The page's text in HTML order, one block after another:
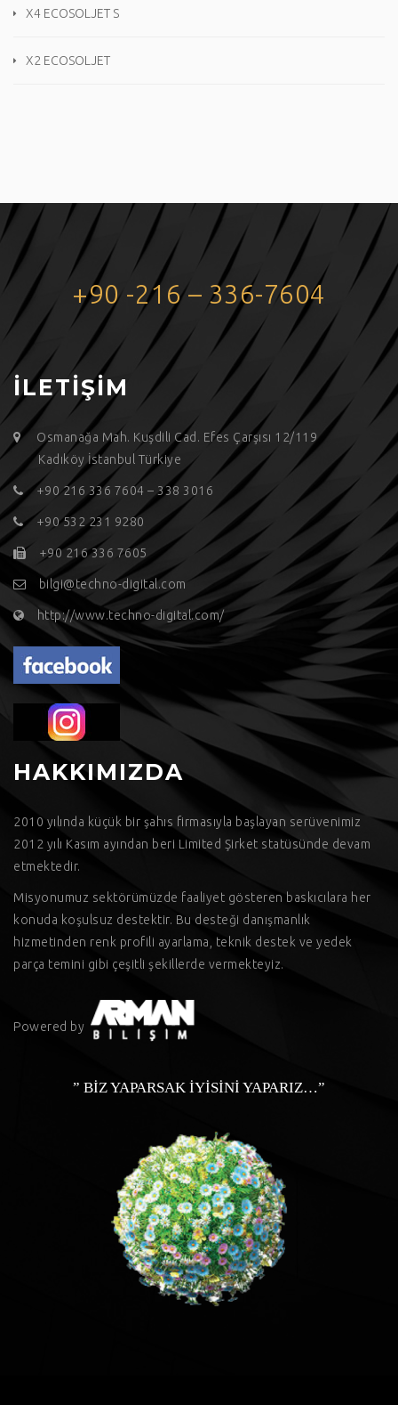
X4 ECOSOLJET S
X2 ECOSOLJET
+90 -216 – 336-7604
İLETİŞİM
Osmanağa Mah. Kuşdili Cad. Efes Çarşısı 12/119
Kadıköy İstanbul Türkiye
+90 216 336 7604 – 338 3016
+90 532 231 9280
+90 216 336 7605
bilgi@techno-digital.com
http://www.techno-digital.com/
HAKKIMIZDA
2010 yılında küçük bir şahıs firmasıyla başlayan serüvenimiz
2012 yılı Kasım ayından beri Limited Şirket statüsünde devam
etmektedir.
Misyonumuz sektörümüzde faaliyet gösteren baskıcılara her
konuda koşulsuz destektir. Bu desteği danışmanlık
hizmetinden renk profili ayarlama, teknik destek ve yedek
parça temini gibi çeşitli şekillerde vermekteyiz.
Powered by
” BİZ YAPARSAK İYİSİNİ YAPARIZ…”